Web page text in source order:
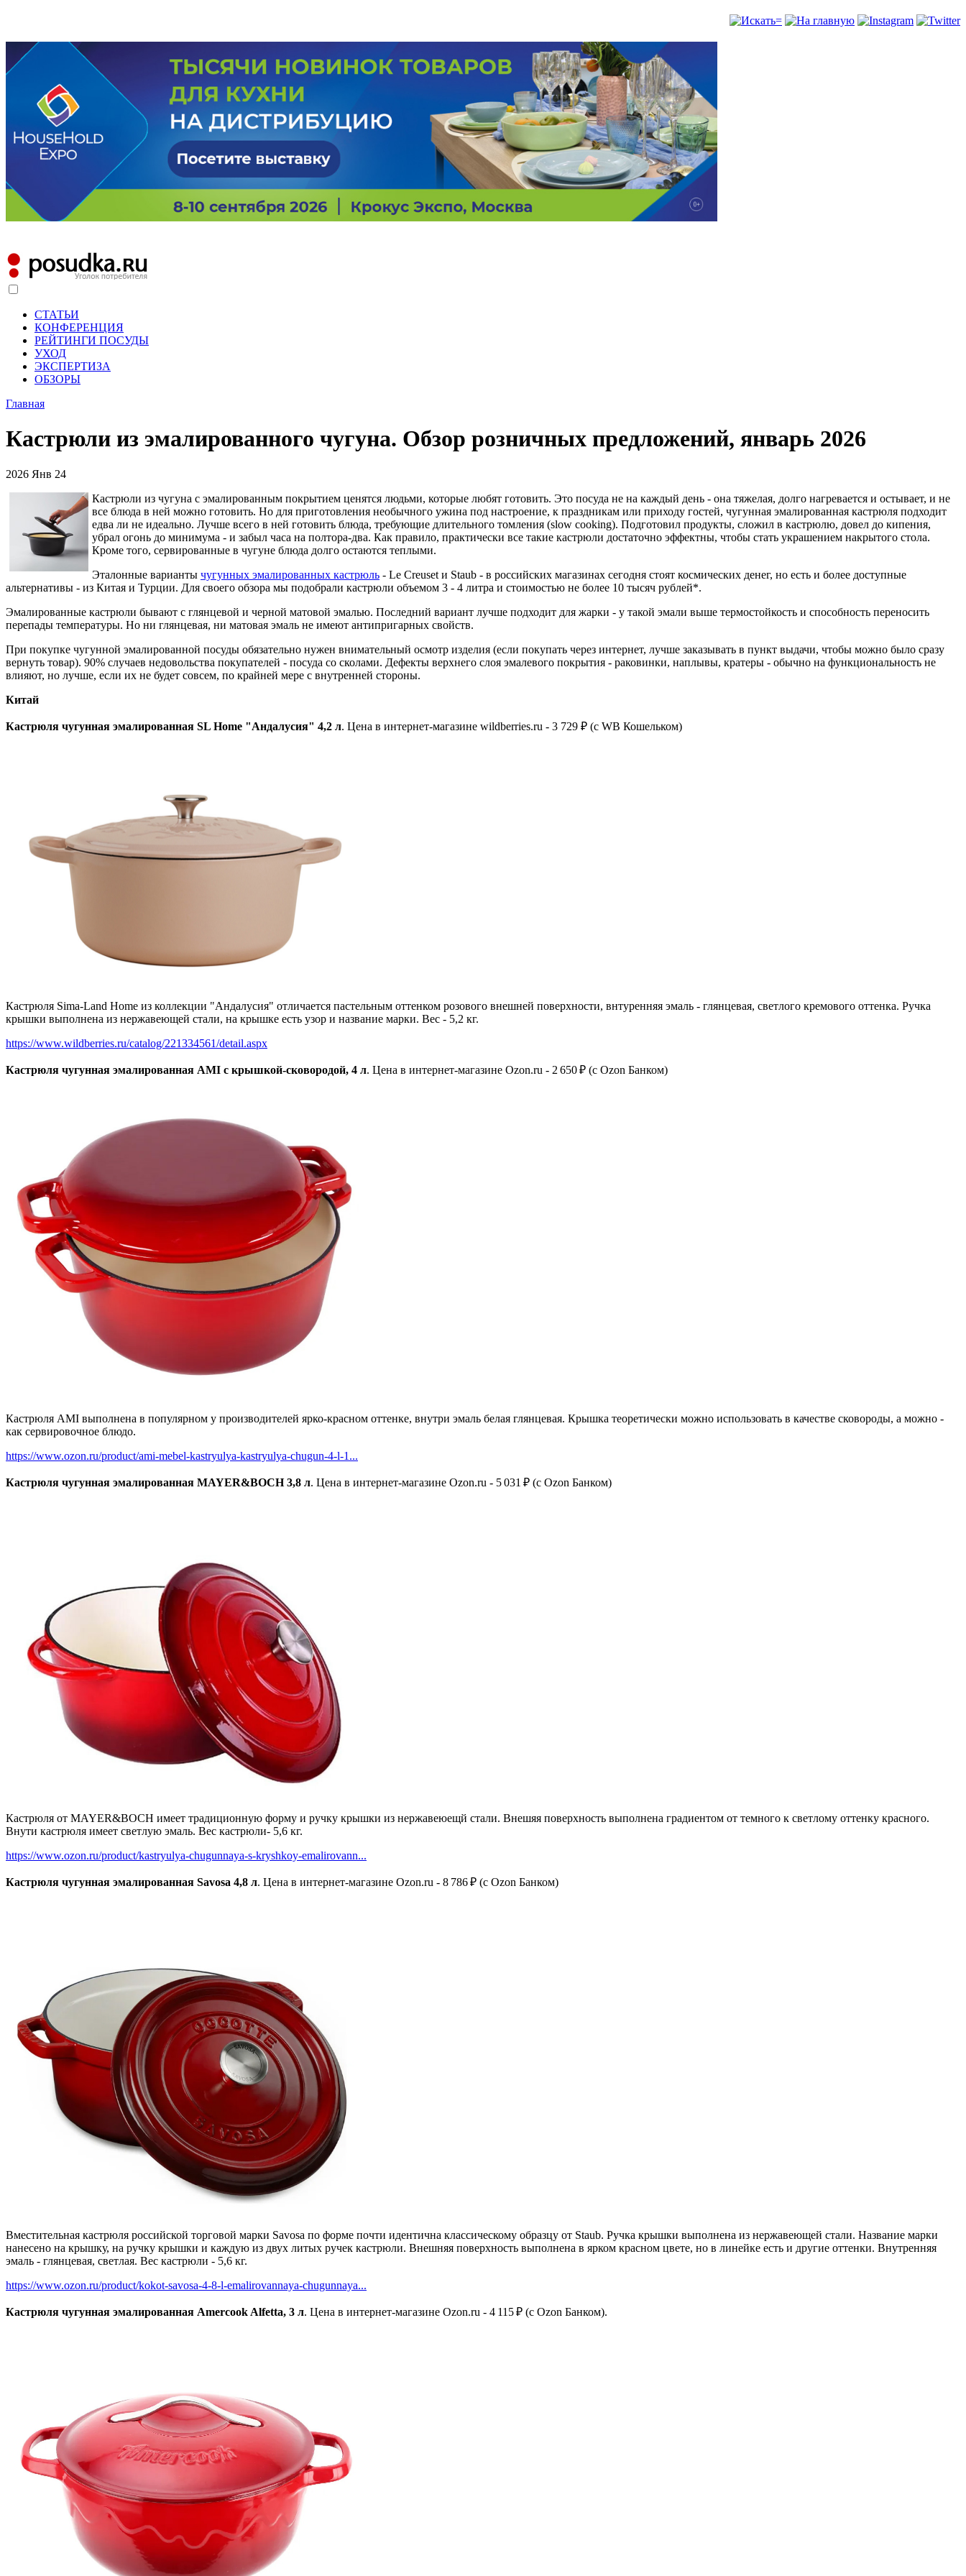
СТАТЬИ
КОНФЕРЕНЦИЯ
РЕЙТИНГИ ПОСУДЫ
УХОД
ЭКСПЕРТИЗА
ОБЗОРЫ
Главная
Кастрюли из эмалированного чугуна. Обзор розничных предложений, январь 2026
2026 Янв 24
Кастрюли из чугуна с эмалированным покрытием ценятся людьми, которые любят готовить. Это посуда не на каждый день - она тяжелая, долго нагревается и остывает, и не
все блюда в ней можно готовить. Но для приготовления необычного ужина под настроение, к праздникам или приходу гостей, чугунная эмалированная кастрюля подходит
едва ли не идеально. Лучше всего в ней готовить блюда, требующие длительного томления (slow cooking). Подготовил продукты, сложил в кастрюлю, довел до кипения,
убрал огонь до минимума - и забыл часа на полтора-два. Как правило, практически все такие кастрюли достаточно эффектны, чтобы стать украшением накрытого стола.
Кроме того, сервированные в чугуне блюда долго остаются теплыми.
Эталонные варианты чугунных эмалированных кастрюль - Le Creuset и Staub - в российских магазинах сегодня стоят космических денег, но есть и более доступные
альтернативы - из Китая и Турции. Для своего обзора мы подобрали кастрюли объемом 3 - 4 литра и стоимостью не более 10 тысяч рублей*.
Эмалированные кастрюли бывают с глянцевой и черной матовой эмалью. Последний вариант лучше подходит для жарки - у такой эмали выше термостойкость и способность переносить
перепады температуры. Но ни глянцевая, ни матовая эмаль не имеют антипригарных свойств.
При покупке чугунной эмалированной посуды обязательно нужен внимательный осмотр изделия (если покупать через интернет, лучше заказывать в пункт выдачи, чтобы можно было сразу
вернуть товар). 90% случаев недовольства покупателей - посуда со сколами. Дефекты верхнего слоя эмалевого покрытия - раковинки, наплывы, кратеры - обычно на функциональность не
влияют, но лучше, если их не будет совсем, по крайней мере с внутренней стороны.
Китай
Кастрюля чугунная эмалированная SL Home "Андалусия" 4,2 л. Цена в интернет-магазине wildberries.ru - 3 729 ₽ (с WB Кошельком)
Кастрюля Sima-Land Home из коллекции "Андалусия" отличается пастельным оттенком розового внешней поверхности, внтуренняя эмаль - глянцевая, светлого кремового оттенка. Ручка
крышки выполнена из нержавеющей стали, на крышке есть узор и название марки. Вес - 5,2 кг.
https://www.wildberries.ru/catalog/221334561/detail.aspx
Кастрюля чугунная эмалированная AMI с крышкой-сковородой, 4 л. Цена в интернет-магазине Ozon.ru - 2 650 ₽ (c Ozon Банком)
Кастрюля AMI выполнена в популярном у производителей ярко-красном оттенке, внутри эмаль белая глянцевая. Крышка теоретически можно использовать в качестве сковороды, а можно -
как сервировочное блюдо.
https://www.ozon.ru/product/ami-mebel-kastryulya-kastryulya-chugun-4-l-1...
Кастрюля чугунная эмалированная MAYER&BOCH 3,8 л. Цена в интернет-магазине Ozon.ru - 5 031 ₽ (c Ozon Банком)
Кастрюля от MAYER&BOCH имеет традиционную форму и ручку крышки из нержавеюещй стали. Внешяя поверхность выполнена градиентом от темного к светлому оттенку красного.
Внути кастрюля имеет светлую эмаль. Вес кастрюли- 5,6 кг.
https://www.ozon.ru/product/kastryulya-chugunnaya-s-kryshkoy-emalirovann...
Кастрюля чугунная эмалированная Savosa 4,8 л. Цена в интернет-магазине Ozon.ru - 8 786 ₽ (c Ozon Банком)
Вместительная кастрюля российской торговой марки Savosa по форме почти идентична классическому образцу от Staub. Ручка крышки выполнена из нержавеющей стали. Название марки
нанесено на крышку, на ручку крышки и каждую из двух литых ручек кастрюли. Внешняя поверхность выполнена в ярком красном цвете, но в линейке есть и другие оттенки. Внутренняя
эмаль - глянцевая, светлая. Вес кастрюли - 5,6 кг.
https://www.ozon.ru/product/kokot-savosa-4-8-l-emalirovannaya-chugunnaya...
Кастрюля чугунная эмалированная Amercook Alfetta, 3 л. Цена в интернет-магазине Ozon.ru - 4 115 ₽ (c Ozon Банком).